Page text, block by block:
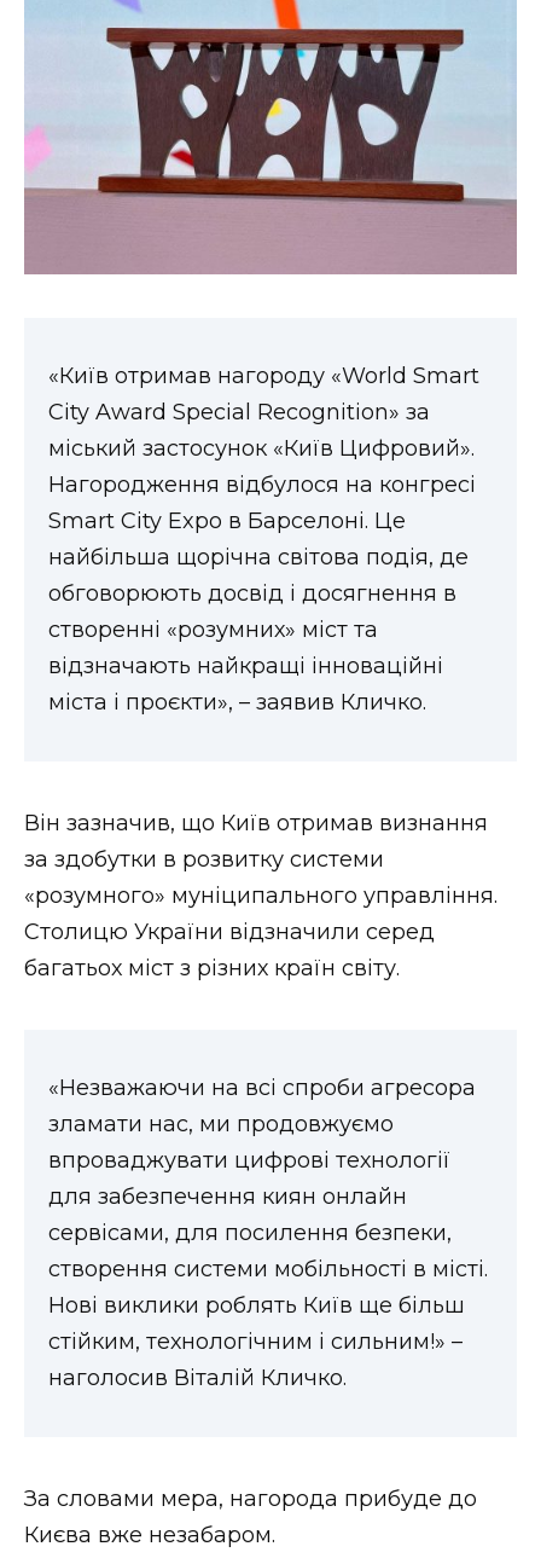
«Київ отримав нагороду «World Smart
City Award Special Recognition» за
міський застосунок «Київ Цифровий».
Нагородження відбулося на конгресі
Smart City Expo в Барселоні. Це
найбільша щорічна світова подія, де
обговорюють досвід і досягнення в
створенні «розумних» міст та
відзначають найкращі інноваційні
міста і проєкти», – заявив Кличко.
Він зазначив, що Київ отримав визнання
за здобутки в розвитку системи
«розумного» муніципального управління.
Столицю України відзначили серед
багатьох міст з різних країн світу.
«Незважаючи на всі спроби агресора
зламати нас, ми продовжуємо
впроваджувати цифрові технології
для забезпечення киян онлайн
сервісами, для посилення безпеки,
створення системи мобільності в місті.
Нові виклики роблять Київ ще більш
стійким, технологічним і сильним!» –
наголосив Віталій Кличко.
За словами мера, нагорода прибуде до
Києва вже незабаром.